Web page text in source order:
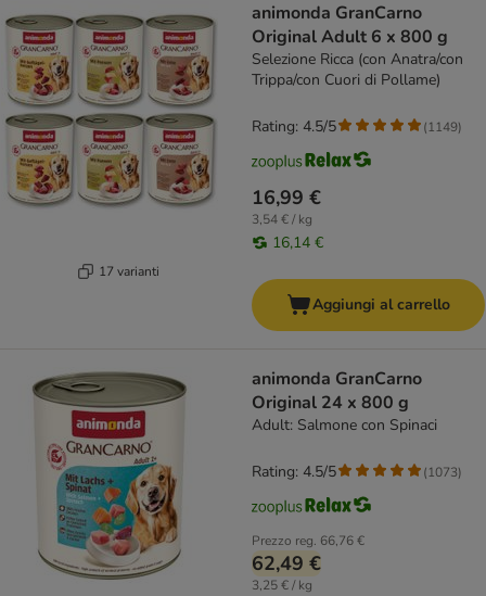
17 varianti
animonda GranCarno
Original Adult 6 x 800 g
Selezione Ricca (con Anatra/con
Trippa/con Cuori di Pollame)
16,99 €
3,54 € / kg
16,14 €
Rating: 4.5/5 (1149)
Aggiungi al carrello
animonda GranCarno
Original 24 x 800 g
Adult: Salmone con Spinaci
Prezzo reg. 66,76 €
62,49 €
3,25 € / kg
Rating: 4.5/5 (1073)